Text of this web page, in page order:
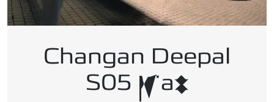
Changan Deepal
S05 Max